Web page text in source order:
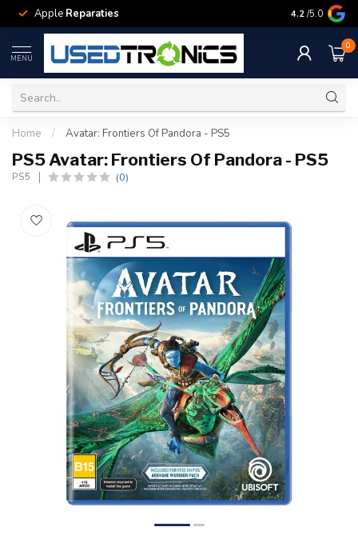
Apple Reparaties Samsung
4.2 /5.0
MENU
0
Home / Avatar: Frontiers Of Pandora - PS5
PS5 Avatar: Frontiers Of Pandora - PS5
PS5 (0)